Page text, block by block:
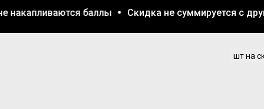
не накапливаются баллы Скидка не суммируется с